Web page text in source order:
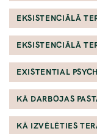
EKSISTENCIĀLĀ
EKSISTENCIĀLĀ
EXISTENTIAL
KĀ DARBOJAS
KĀ IZVĒLĒTIES